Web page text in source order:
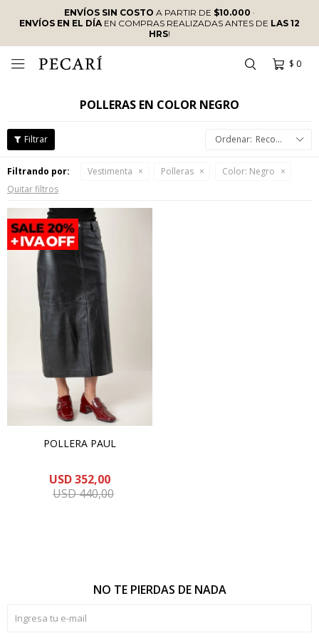
ENVÍOS SIN COSTO A PARTIR DE $10.000 ·
ENVÍOS EN EL DÍAEN COMPRAS REALIZADAS ANTES DE LAS 12
HRS!
$ 0

POLLERAS EN COLOR NEGRO
Recomendados
Filtrando por: Vestimenta Polleras Color: Negro
Quitar filtros
POLLERA PAUL
USD352,00
USD440,00
NO TE PIERDAS DE NADA